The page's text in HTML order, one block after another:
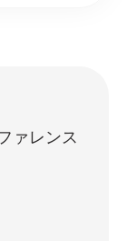
ァレンス